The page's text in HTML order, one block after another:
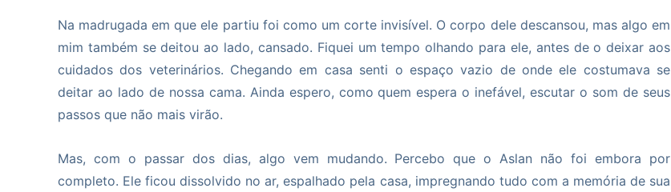
Na madrugada em que ele partiu foi como um corte invisível. O corpo dele descansou, mas algo em
mim também se deitou ao lado, cansado. Fiquei um tempo olhando para ele, antes de o deixar aos
cuidados dos veterinários. Chegando em casa senti o espaço vazio de onde ele costumava se
deitar ao lado de nossa cama. Ainda espero, como quem espera o inefável, escutar o som de seus
passos que não mais virão.
Mas, com o passar dos dias, algo vem mudando. Percebo que o Aslan não foi embora por
completo. Ele ficou dissolvido no ar, espalhado pela casa, impregnando tudo com a memória de sua